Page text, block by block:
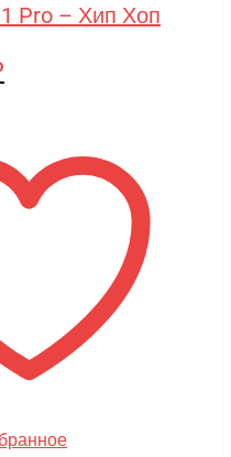
Pro – Хип Хоп